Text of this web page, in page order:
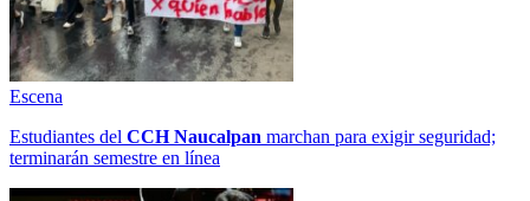
Escena
Estudiantes del CCH Naucalpan marchan para exigir seguridad;
terminarán semestre en línea